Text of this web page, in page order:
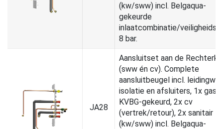
(kw/sww) incl. Belgaqua-
gekeurde
inlaatcombinatie/
8 bar.
JA28
Aansluitset aan de
(sww én cv). Complete
aansluitbeugel incl.
isolatie en afsluiters, 1x gas
KVBG-gekeurd, 2x cv
(vertrek/retour), 2x sanitair
(kw/sww) incl. Belgaqua-